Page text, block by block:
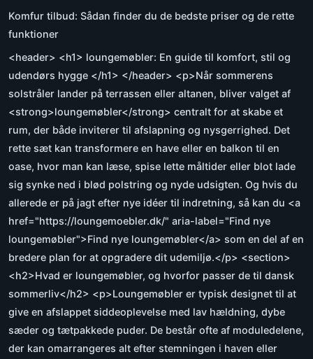
Komfur tilbud: Sådan finder du de bedste priser og de rette
funktioner
<header> <h1> loungemøbler: En guide til komfort, stil og
udendørs hygge </h1> </header> <p>Når sommerens
solstråler lander på terrassen eller altanen, bliver valget af
<strong>loungemøbler</strong> centralt for at skabe et
rum, der både inviterer til afslapning og nysgerrighed. Det
rette sæt kan transformere en have eller en balkon til en
oase, hvor man kan læse, spise lette måltider eller blot lade
sig synke ned i blød polstring og nyde udsigten. Og hvis du
allerede er på jagt efter nye idéer til indretning, så kan du <a
href="https://loungemoebler.dk/" aria-label="Find nye
loungemøbler">Find nye loungemøbler</a> som en del af en
bredere plan for at opgradere dit udemiljø.</p> <section>
<h2>Hvad er loungemøbler, og hvorfor passer de til dansk
sommerliv</h2> <p>Loungemøbler er typisk designet til at
give en afslappet siddeoplevelse med lav hældning, dybe
sæder og tætpakkede puder. De består ofte af moduledelene,
der kan omarrangeres alt efter stemningen i haven eller